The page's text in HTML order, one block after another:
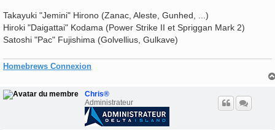
Takayuki "Jemini" Hirono (Zanac, Aleste, Gunhed, ...)
Hiroki "Daigattai" Kodama (Power Strike II et Spriggan Mark 2)
Satoshi "Pac" Fujishima (Golvellius, Gulkave)
Homebrews Connexion
Chris®
Administrateur